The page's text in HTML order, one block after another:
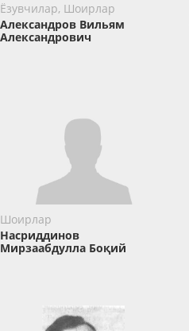
Ёзувчилар, Шоирлар
Александров Вильям
Александрович
Шоирлар
Насриддинов
Мирзаабдулла Боқий